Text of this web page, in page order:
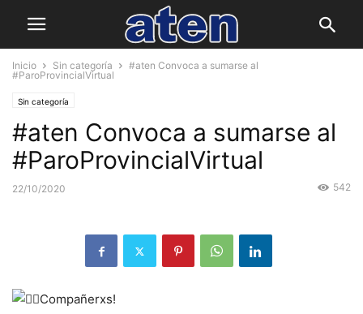
Inicio Sin categoría
#aten Convoca a sumarse al
#ParoProvincialVirtual
Sin categoría
#aten Convoca a sumarse al
#ParoProvincialVirtual
22/10/2020 542
Compañerxs!